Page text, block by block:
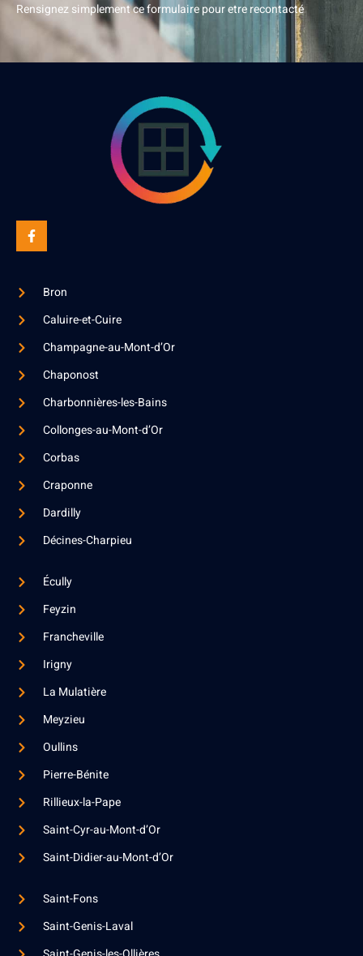
Rensignez simplement ce formulaire pour etre recontacté
Bron
Caluire-et-Cuire
Champagne-au-Mont-d’Or
Chaponost
Charbonnières-les-Bains
Collonges-au-Mont-d’Or
Corbas
Craponne
Dardilly
Décines-Charpieu
Écully
Feyzin
Francheville
Irigny
La Mulatière
Meyzieu
Oullins
Pierre-Bénite
Rillieux-la-Pape
Saint-Cyr-au-Mont-d’Or
Saint-Didier-au-Mont-d’Or
Saint-Fons
Saint-Genis-Laval